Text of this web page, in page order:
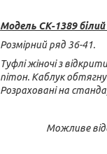
Модель СК-1389 білий
Розмірний ряд 36-41.
Туфлі жіночі з
пітон. Каблук
Розраховані на
Можливе